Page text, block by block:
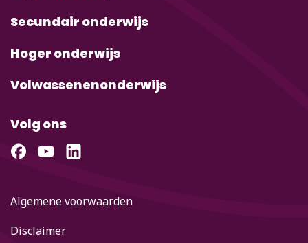
Secundair onderwijs
Hoger onderwijs
Volwassenenonderwijs
Volg ons
Algemene voorwaarden
Disclaimer